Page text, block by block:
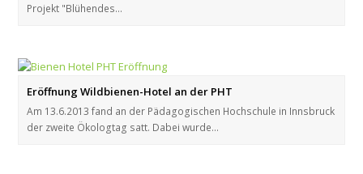
Projekt "Blühendes…
Eröffnung Wildbienen-Hotel an der PHT
Am 13.6.2013 fand an der Pädagogischen Hochschule in Innsbruck
der zweite Ökologtag satt. Dabei wurde…